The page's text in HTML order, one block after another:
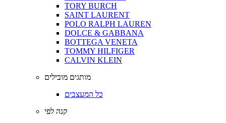
TORY BURCH
SAINT LAURENT
POLO RALPH LAUREN
DOLCE & GABBANA
BOTTEGA VENETA
TOMMY HILFIGER
CALVIN KLEIN
מותגים מובילים
כל המעצבים
קנה לפי